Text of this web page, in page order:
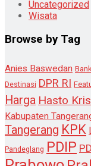
Uncategorized
Wisata
Browse by Tag
Anies Baswedan
Destinasi DPR RI
Harga Hasto
Kabupaten
Tangerang KPK
Pandeglang PDIP